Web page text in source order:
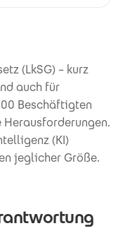
(LkSG) – kurz
auch für
Beschäftigten
(KI)
jeglicher Größe.